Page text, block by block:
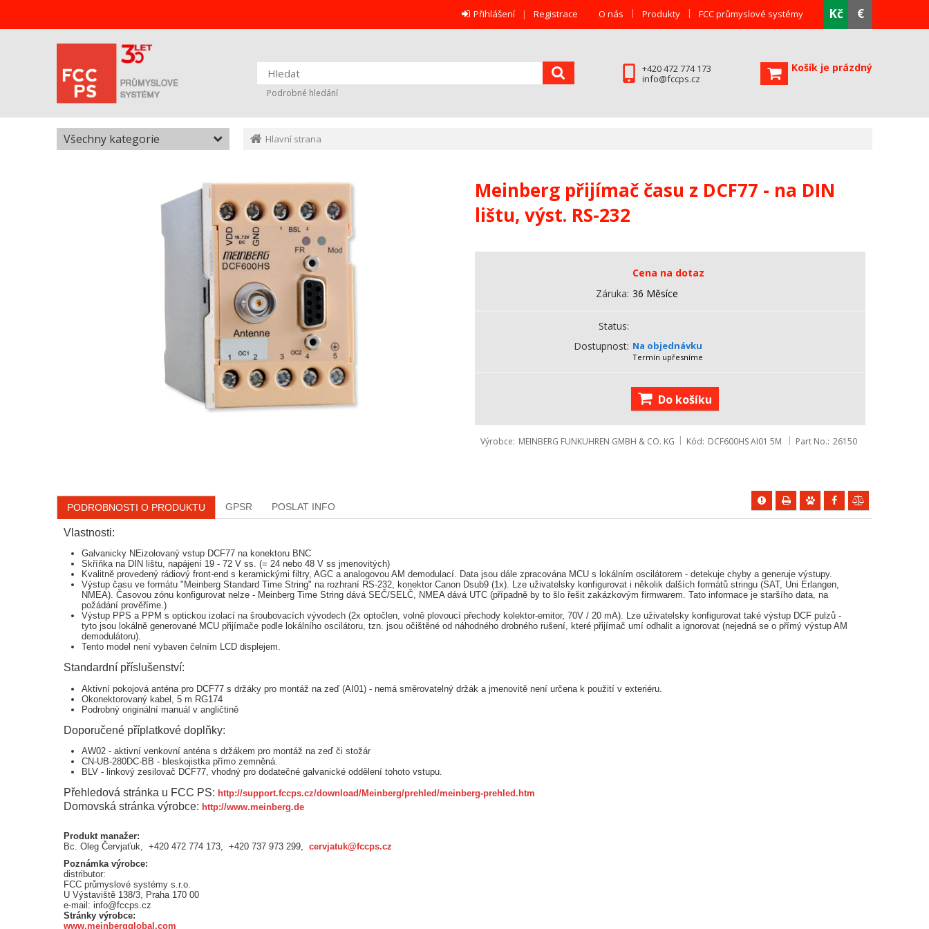
Kč €
O nás Produkty FCC průmyslové systémy
Přihlášení Registrace
Košík je prázdný
+420 472 774 173
info@fccps.cz
Podrobné hledání
Všechny kategorie Hlavní strana
Meinberg přijímač času z DCF77 - na DIN
lištu, výst. RS-232
Cena na dotaz
Záruka 36 Měsíce
Status
Dostupnost Na objednávku
Termín upřesníme
Do košíku
Výrobce MEINBERG FUNKUHREN GMBH & CO. KG Kód DCF600HS AI01 5M Part No. 26150
PODROBNOSTI O PRODUKTU GPSR POSLAT INFO
Vlastnosti:
Galvanicky NEizolovaný vstup DCF77 na konektoru BNC
Skříňka na DIN lištu, napájení 19 - 72 V ss. (= 24 nebo 48 V ss jmenovitých)
Kvalitně provedený rádiový front-end s keramickými filtry, AGC a analogovou AM demodulací. Data jsou dále zpracována MCU s lokálním oscilátorem - detekuje chyby a generuje výstupy.
Výstup času ve formátu "Meinberg Standard Time String" na rozhraní RS-232, konektor Canon Dsub9 (1x). Lze uživatelsky konfigurovat i několik dalších formátů stringu (SAT, Uni Erlangen,
NMEA). Časovou zónu konfigurovat nelze - Meinberg Time String dává SEČ/SELČ, NMEA dává UTC (případně by to šlo řešit zakázkovým firmwarem. Tato informace je staršího data, na
požádání prověříme.)
Výstup PPS a PPM s optickou izolací na šroubovacích vývodech (2x optočlen, volně plovoucí přechody kolektor-emitor, 70V / 20 mA). Lze uživatelsky konfigurovat také výstup DCF pulzů -
tyto jsou lokálně generované MCU přijímače podle lokálního oscilátoru, tzn. jsou očištěné od náhodného drobného rušení, které přijímač umí odhalit a ignorovat (nejedná se o přímý výstup AM
demodulátoru).
Tento model není vybaven čelním LCD displejem.
Standardní příslušenství:
Aktivní pokojová anténa pro DCF77 s držáky pro montáž na zeď (AI01) - nemá směrovatelný držák a jmenovitě není určena k použití v exteriéru.
Okonektorovaný kabel, 5 m RG174
Podrobný originální manuál v angličtině
Doporučené příplatkové doplňky:
AW02 - aktivní venkovní anténa s držákem pro montáž na zeď či stožár
CN-UB-280DC-BB - bleskojistka přímo zemněná.
BLV - linkový zesilovač DCF77, vhodný pro dodatečné galvanické oddělení tohoto vstupu.
Přehledová stránka u FCC PS: http://support.fccps.cz/download/Meinberg/prehled/meinberg-prehled.htm
Domovská stránka výrobce: http://www.meinberg.de
Produkt manažer:
Bc. Oleg Červjaťuk, +420 472 774 173, +420 737 973 299, cervjatuk@fccps.cz
Poznámka výrobce:
distributor:
FCC průmyslové systémy s.r.o.
U Výstaviště 138/3, Praha 170 00
e-mail: info@fccps.cz
Stránky výrobce:
www.meinbergglobal.com